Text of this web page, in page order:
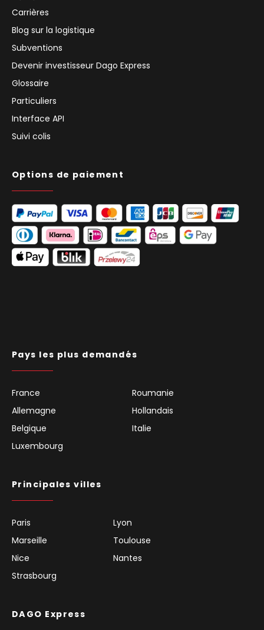
Carrières
Blog sur la logistique
Subventions
Devenir investisseur Dago Express
Glossaire
Particuliers
Interface API
Suivi colis
Options de paiement
Pays les plus demandés
France
Roumanie
Allemagne
Hollandais
Belgique
Italie
Luxembourg
Principales villes
Paris
Lyon
Marseille
Toulouse
Nice
Nantes
Strasbourg
DAGO Express